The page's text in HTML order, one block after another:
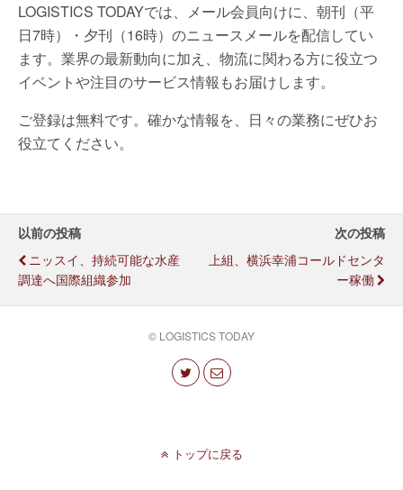
LOGISTICS TODAYでは、メール会員向けに、朝刊（平
日7時）・夕刊（16時）のニュースメールを配信してい
ます。業界の最新動向に加え、物流に関わる方に役立つ
イベントや注目のサービス情報もお届けします。
ご登録は無料です。確かな情報を、日々の業務にぜひお
役立てください。
以前の投稿
ニッスイ、持続可能な水産
調達へ国際組織参加
次の投稿
上組、横浜幸浦コールドセンタ
ー稼働
© LOGISTICS TODAY
トップに戻る